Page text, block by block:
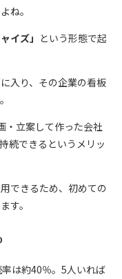
ね。
イズ」 という形態で起
入り、その企業の看板
・立案して作った会社
続できるというメリッ
できるため、初めての
す。
は約40％。5人いれば